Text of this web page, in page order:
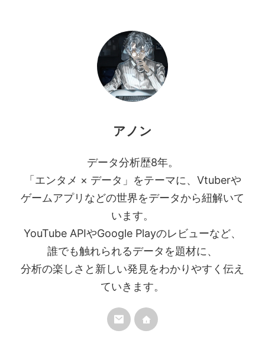
アノン
データ分析歴8年。
「エンタメ × データ」をテーマに、Vtuberや
ゲームアプリなどの世界をデータから紐解いて
います。
YouTube APIやGoogle Playのレビューなど、
誰でも触れられるデータを題材に、
分析の楽しさと新しい発見をわかりやすく伝え
ていきます。